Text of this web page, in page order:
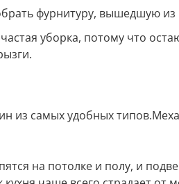
фурнитуру, вышедшую из
уборка, потому что
из самых удобных
на потолке и полу, и